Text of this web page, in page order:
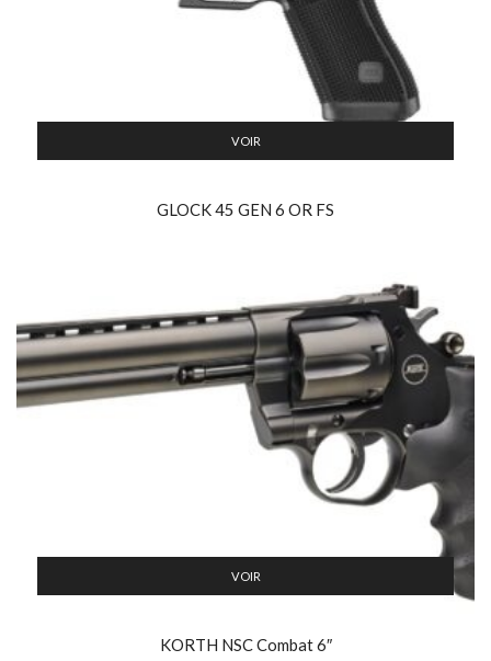
VOIR
GLOCK 45 GEN 6 OR FS
VOIR
KORTH NSC Combat 6″